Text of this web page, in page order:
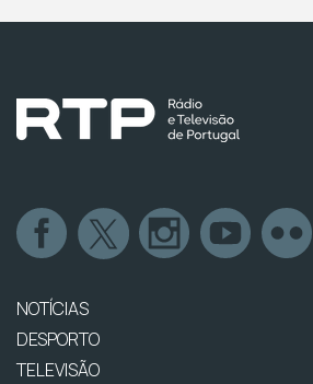
NOTÍCIAS
DESPORTO
TELEVISÃO